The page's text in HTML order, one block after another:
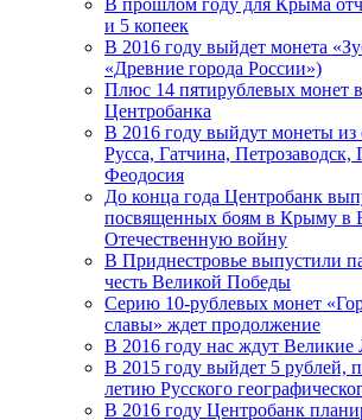
и 5 копеек
В 2016 году выйдет монета
«Древние города России»)
Плюс 14 пятирублевых монет
Центробанка
В 2016 году выйдут монеты
Русса, Гатчина, Петрозаводск,
Феодосия
До конца года Центробанк
посвященных боям в Крыму в
Отечественную войну
В Приднестровье выпустили
честь Великой Победы
Серию 10-рублевых монет
славы» ждет продолжение
В 2016 году нас ждут Великие
В 2015 году выйдет 5 рублей,
летию Русского
В 2016 году Центробанк